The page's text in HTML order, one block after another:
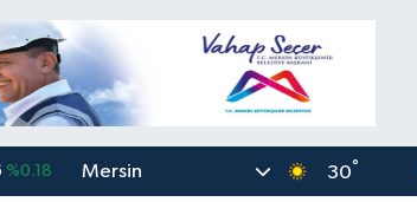
%0.18 Mersin 30°